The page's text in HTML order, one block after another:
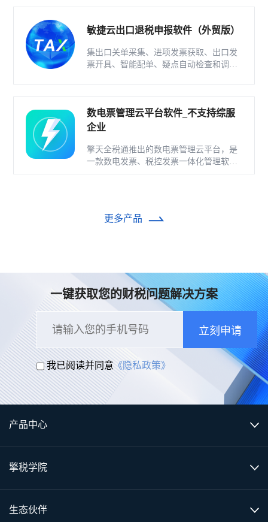
敏捷云出口退税申报软件（外贸版）
集出口关单采集、进项发票获取、出口发
票开具、智能配单、疑点自动检查和调整
数电票管理云平台软件_不支持综服
企业
擎天全税通推出的数电票管理云平台，是
一款数电发票、税控发票一体化管理软
件，基于云识别、自动解析等技术，通过
更多产品
一键获取您的财税问题解决方案
立刻申请
我已阅读并同意《隐私政策》
产品中心
擎税学院
生态伙伴